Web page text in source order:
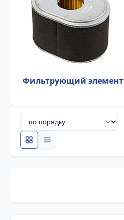
Фильтрующий элемент